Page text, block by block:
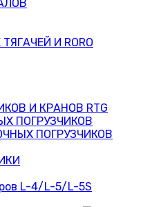
И RORO
И КРАНОВ RTG
ПОГРУЗЧИКОВ
ПОГРУЗЧИКОВ
L-4/L-5/L-5S